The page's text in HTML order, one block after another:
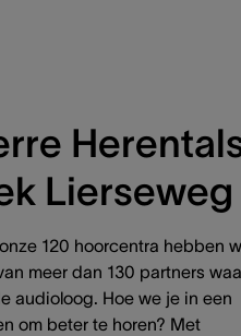
Lierseweg
120 hoorcentra hebben
meer dan 130 partners
audioloog. Hoe we je in een
om beter te horen? Met